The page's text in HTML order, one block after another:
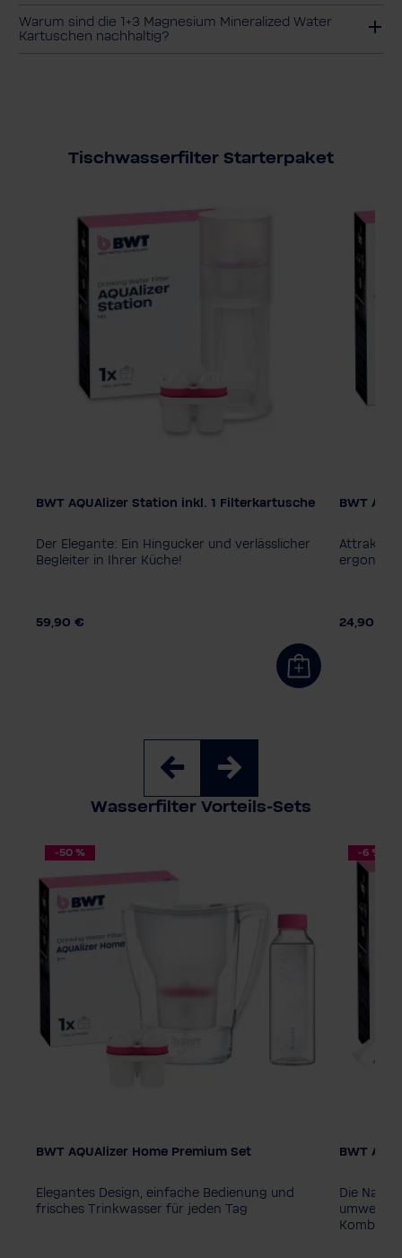
Warum sind die 1+3 Magnesium Mineralized Water
Kartuschen nachhaltig?
Tischwasserfilter Starterpaket
BWT AQUAlizer Station inkl. 1 Filterkartusche
Der Elegante: Ein Hingucker und verlässlicher
Begleiter in Ihrer Küche!
59,90 €
Farbe
BWT
24,90 €
Wasserfilter Vorteils-Sets
-50 %
BWT AQUAlizer Home Premium Set
Elegantes Design, einfache Bedienung und
frisches Trinkwasser für jeden Tag
-6 %
BWT
Die